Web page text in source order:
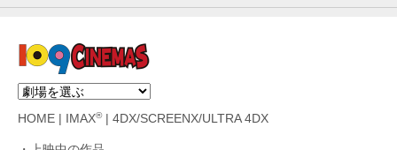
HOME IMAX®| 4DX/SCREENX/ULTRA 4DX